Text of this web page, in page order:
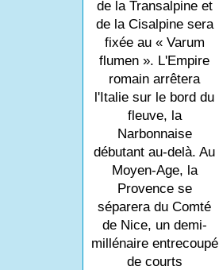
de la Transalpine et
de la Cisalpine sera
fixée au « Varum
flumen ». L'Empire
romain arrêtera
l'Italie sur le bord du
fleuve, la
Narbonnaise
débutant au-delà. Au
Moyen-Age, la
Provence se
séparera du Comté
de Nice, un demi-
millénaire entrecoupé
de courts